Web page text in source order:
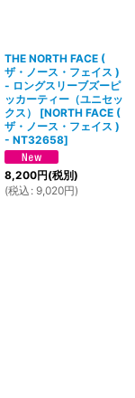
THE NORTH FACE (
ザ・ノース・フェイス )
- ロングスリーブズーピ
ッカーティー（ユニセッ
クス）
[NORTH FACE (
ザ・ノース・フェイス )
- NT32658]
8,200円(税別)
(税込 : 9,020円)